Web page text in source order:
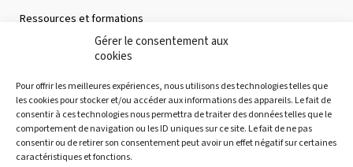
Gérer le consentement aux
cookies
Pour offrir les meilleures expériences, nous utilisons des technologies telles que
les cookies pour stocker et/ou accéder aux informations des appareils. Le fait de
consentir à ces technologies nous permettra de traiter des données telles que le
comportement de navigation ou les ID uniques sur ce site. Le fait de ne pas
consentir ou de retirer son consentement peut avoir un effet négatif sur certaines
caractéristiques et fonctions.
Ressources et formations
Politique de confidentialité
Notre équipe
Nous joindre
Découvertes gourmandes